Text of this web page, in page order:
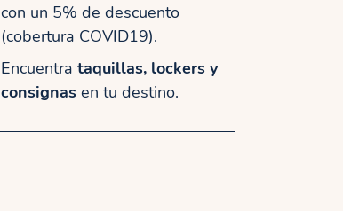
con un 5% de descuento
(cobertura COVID19).
Encuentra taquillas, lockers y
consignas en tu destino.